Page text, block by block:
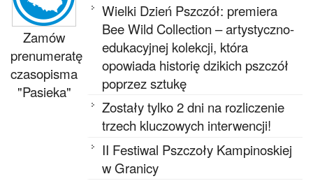
Zamów
prenumeratę
czasopisma
"Pasieka"
Wielki Dzień Pszczół: premiera
Bee Wild Collection – artystyczno-
edukacyjnej kolekcji, która
opowiada historię dzikich pszczół
poprzez sztukę
Zostały tylko 2 dni na rozliczenie
trzech kluczowych interwencji!
II Festiwal Pszczoły Kampinoskiej
w Granicy